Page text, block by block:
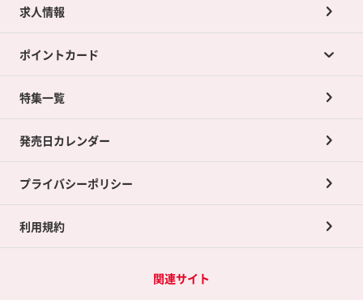
カードラボの買取サービスTOP
店舗買取について
ネット買取について
買取承諾書について
求人情報
ポイントカード
ポイントカードTOP
ポイント交換景品
特集一覧
発売日カレンダー
プライバシーポリシー
利用規約
関連サイト